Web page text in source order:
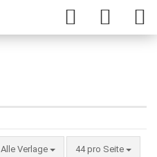
Alle Verlage 44 pro Seite